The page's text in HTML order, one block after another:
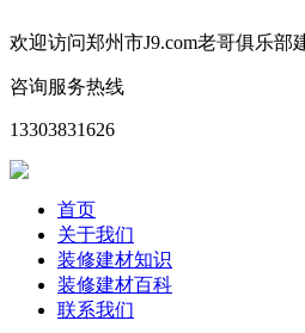
欢迎访问郑州市J9.com老哥俱乐
咨询服务热线
13303831626
首页
关于我们
装修建材知识
装修建材百科
联系我们